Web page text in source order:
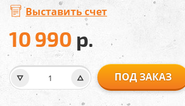
Выставить счет
10 990 р.
ПОД ЗАКАЗ